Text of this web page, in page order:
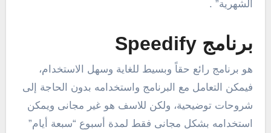
الشهرية” .
برنامج Speedify
هو برنامج رائع حقاً وبسيط للغاية وسهل الاستخدام،
فيمكن التعامل مع البرنامج واستخدامه بدون الحاجة إلى
شروحات توضيحية، ولكن للاسف هو غير مجانى ويمكن
استخدامه بشكل مجانى فقط لمدة أسبوع “سبعة أيام”